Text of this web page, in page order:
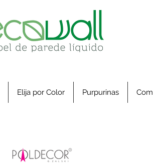
Elija por Color Purpurinas